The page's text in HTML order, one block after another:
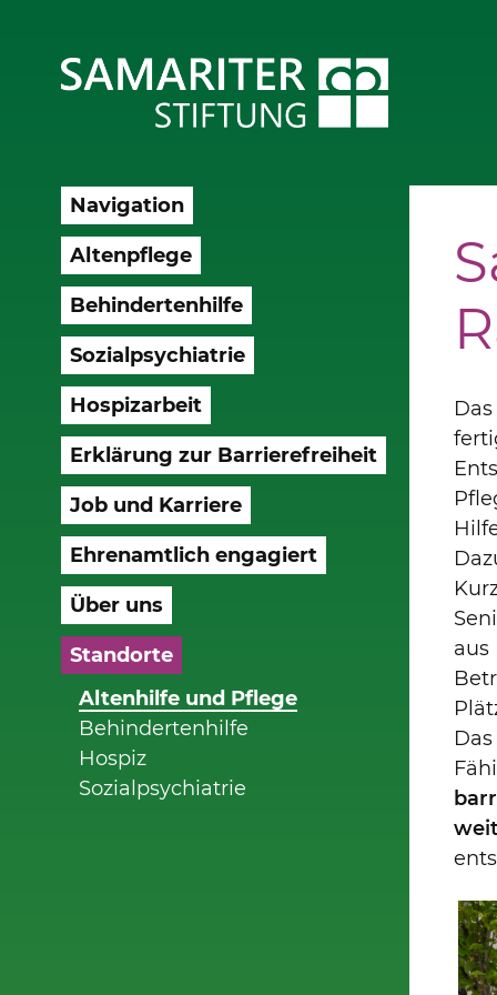
Navigation
Altenpflege
Behindertenhilfe
Sozialpsychiatrie
Hospizarbeit
Erklärung zur Barrierefreiheit
Job und Karriere
Ehrenamtlich engagiert
Über uns
Standorte
Altenhilfe und Pflege
Behindertenhilfe
Hospiz
Sozialpsychiatrie
aus